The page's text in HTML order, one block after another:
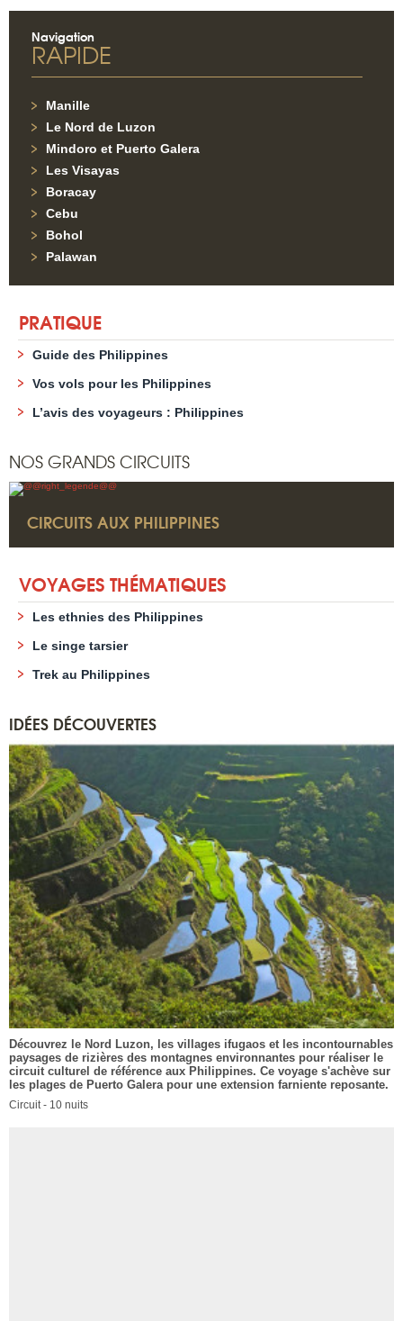
Navigation
RAPIDE
Manille
Le Nord de Luzon
Mindoro et Puerto Galera
Les Visayas
Boracay
Cebu
Bohol
Palawan
PRATIQUE
Guide des Philippines
Vos vols pour les Philippines
L’avis des voyageurs : Philippines
NOS GRANDS CIRCUITS
CIRCUITS AUX PHILIPPINES
VOYAGES THÉMATIQUES
Les ethnies des Philippines
Le singe tarsier
Trek au Philippines
IDÉES DÉCOUVERTES
Découvrez le Nord Luzon, les villages ifugaos et les incontournables
paysages de rizières des montagnes environnantes pour réaliser le
circuit culturel de référence aux Philippines. Ce voyage s'achève sur
les plages de Puerto Galera pour une extension farniente reposante.
Circuit - 10 nuits